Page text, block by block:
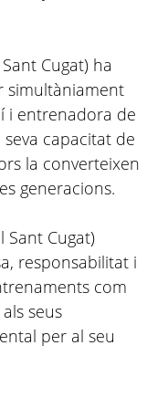
Cugat) ha
simultàniament
i entrenadora de
capacitat de
la converteixen
generacions.
Sant Cugat)
responsabilitat i
com
seus
per al seu